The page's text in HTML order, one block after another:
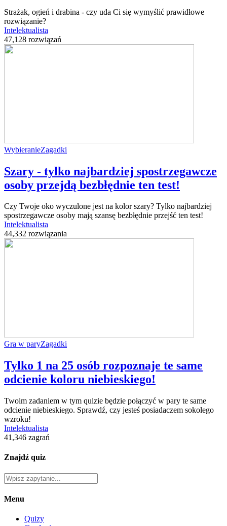
Strażak, ogień i drabina - czy uda Ci się wymyślić prawidłowe
rozwiązanie?
Intelektualista
47,128 rozwiązań
WybieranieZagadki
Szary - tylko najbardziej spostrzegawcze
osoby przejdą bezbłędnie ten test!
Czy Twoje oko wyczulone jest na kolor szary? Tylko najbardziej
spostrzegawcze osoby mają szansę bezbłędnie przejść ten test!
Intelektualista
44,332 rozwiązania
Gra w paryZagadki
Tylko 1 na 25 osób rozpoznaje te same
odcienie koloru niebieskiego!
Twoim zadaniem w tym quizie będzie połączyć w pary te same
odcienie niebieskiego. Sprawdź, czy jesteś posiadaczem sokolego
wzroku!
Intelektualista
41,346 zagrań
Znajdź quiz
Menu
Quizy